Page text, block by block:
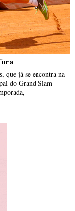
que já se encontra na
do Grand Slam